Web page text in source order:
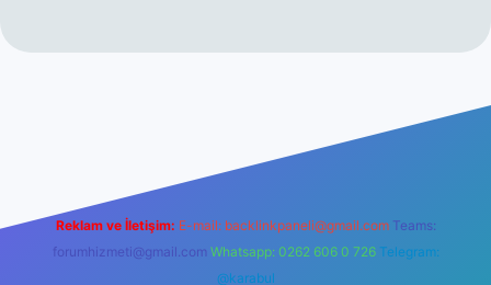
Reklam ve İletişim: E-mail: backlinkpaneli@gmail.com Teams:
forumhizmeti@gmail.com Whatsapp: 0262 606 0 726 Telegram:
@karabul